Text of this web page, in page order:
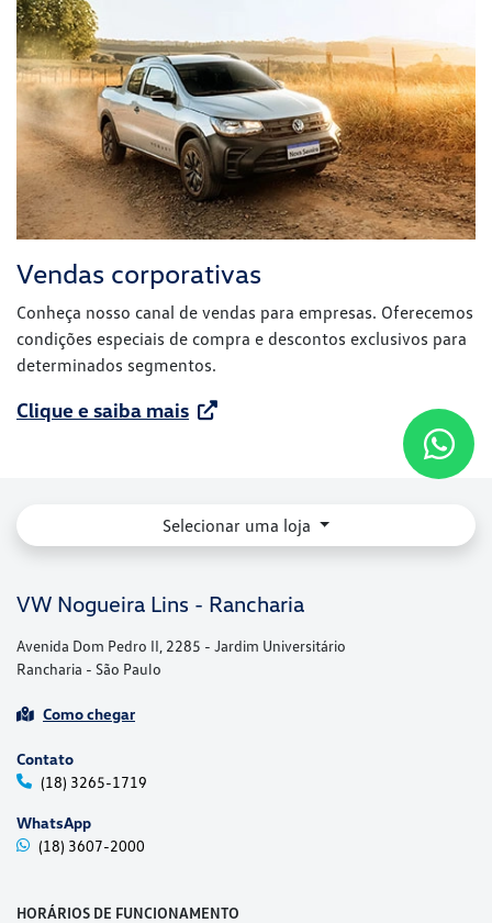
Vendas corporativas
Conheça nosso canal de vendas para empresas. Oferecemos
condições especiais de compra e descontos exclusivos para
determinados segmentos.
Clique e saiba mais
Selecionar uma loja
VW Nogueira Lins - Rancharia
Avenida Dom Pedro II, 2285 - Jardim Universitário
Rancharia - São Paulo
Como chegar
Contato
(18) 3265-1719
WhatsApp
(18) 3607-2000
HORÁRIOS DE FUNCIONAMENTO